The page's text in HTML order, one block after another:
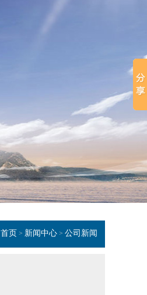
首页 > 新闻中心 > 公司新闻